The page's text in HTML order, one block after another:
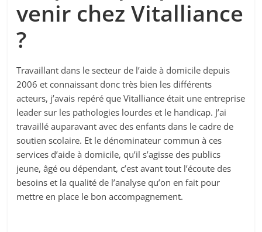
venir chez Vitalliance
?
Travaillant dans le secteur de l’aide à domicile depuis
2006 et connaissant donc très bien les différents
acteurs, j’avais repéré que Vitalliance était une entreprise
leader sur les pathologies lourdes et le handicap. J’ai
travaillé auparavant avec des enfants dans le cadre de
soutien scolaire. Et le dénominateur commun à ces
services d’aide à domicile, qu’il s’agisse des publics
jeune, âgé ou dépendant, c’est avant tout l’écoute des
besoins et la qualité de l’analyse qu’on en fait pour
mettre en place le bon accompagnement.